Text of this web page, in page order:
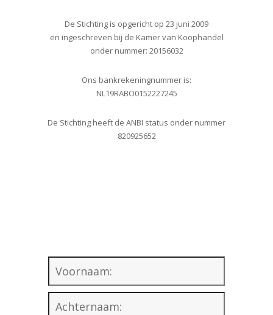
De Stichting is opgericht op 23 juni 2009
en ingeschreven bij de Kamer van Koophandel
onder nummer: 20156032
Ons bankrekeningnummer is:
NL19RABO0152227245
De Stichting heeft de ANBI status onder nummer
820925652